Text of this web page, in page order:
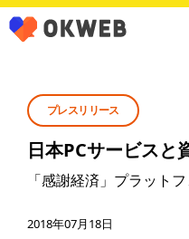
プレスリリース
日本PCサービスと
「感謝経済」プラット
2018年07月18日